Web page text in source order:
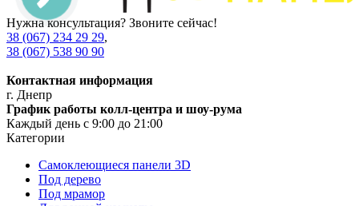
Нужна консультация? Звоните сейчас!
38 (067) 234 29 29,
38 (067) 538 90 90
Контактная информация
г. Днепр
График работы колл-центра и шоу-рума
Каждый день с 9:00 до 21:00
Категории
Самоклеющиеся панели 3D
Под дерево
Под мрамор